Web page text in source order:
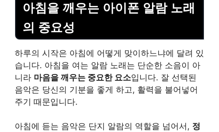
아침을 깨우는 아이폰 알람 노래
의 중요성
하루의 시작은 아침에 어떻게 맞이하느냐에 달려 있
습니다. 아침을 여는 알람 노래는 단순한 소음이 아
니라 마음을 깨우는 중요한 요소입니다. 잘 선택된
음악은 당신의 기분을 좋게 하고, 활력을 불어넣어
주기 때문입니다.
아침에 듣는 음악은 단지 알람의 역할을 넘어서, 정